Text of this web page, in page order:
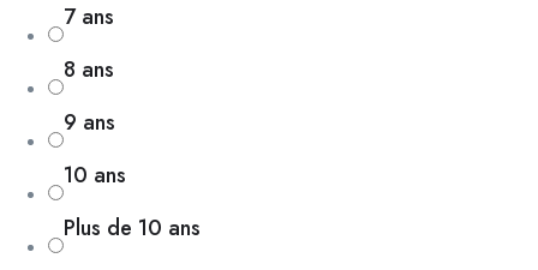
7 ans
8 ans
9 ans
10 ans
Plus de 10 ans